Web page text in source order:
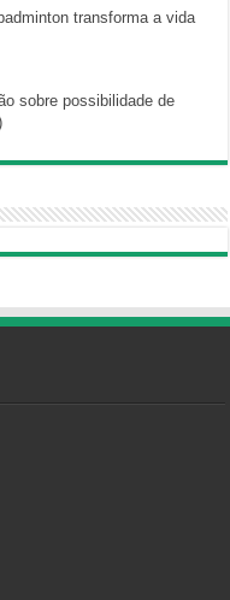
transforma a vida
sobre possibilidade de